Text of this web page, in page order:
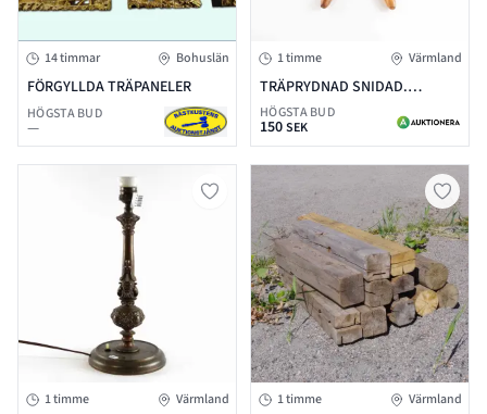
14 timmar Bohuslän
FÖRGYLLDA TRÄPANELER
HÖGSTA BUD
—
1 timme Värmland
TRÄPRYDNAD SNIDAD.
D:60CM.
HÖGSTA BUD
150SEK
1 timme Värmland 1 timme Värmland